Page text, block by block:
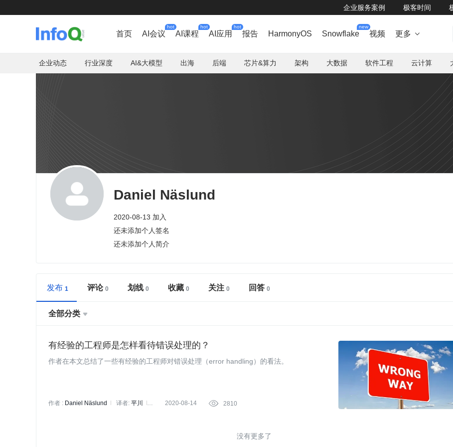
企业服务案例 极客时间
首页 AI会议
hot
AI课程
hot
AI应用
hot
报告 HarmonyOS Snowflake
new
视频 更多 
企业动态 行业深度 AI&大模型 出海 后端 芯片&算力 架构 大数据 软件工程 云计算
Daniel Näslund
2020-08-13 加入
还未添加个人签名
还未添加个人简介
发布 评论 划线 收藏 关注 回答
全部分类 
有经验的工程师是怎样看待错误处理的？
作者在本文总结了一些有经验的工程师对错误处理（error handling）的看法。
作者 : Daniel Näslund 译者: 平川
2020-08-14  2810
没有更多了